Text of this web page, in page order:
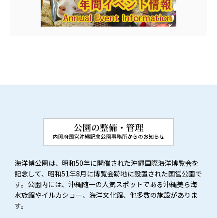
海洋博公園は、昭和50年に開催された沖縄国際海洋博覧会を
記念して、昭和51年8月に博覧会跡地に設置された国営公園で
す。公園内には、沖縄随一の人気スポットである沖縄美ら海
水族館やイルカショー、海洋文化館、他多数の施設がありま
す。